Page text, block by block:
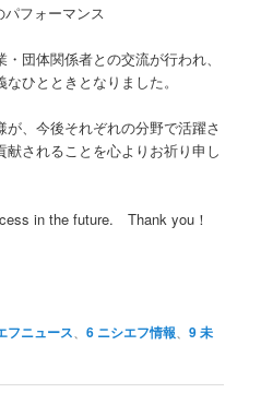
パフォーマンス
団体関係者との交流が行われ、
ひとときとなりました。
、今後それぞれの分野で活躍さ
されることを心よりお祈り申し
in the future. Thank you！
フニュース 、6 ニシエフ情報 、9 未